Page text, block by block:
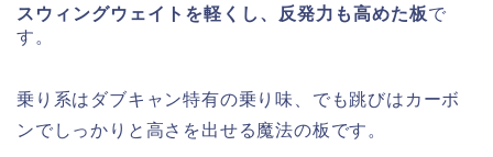
スウィングウェイトを軽くし、反発力も高めた板で
す。
乗り系はダブキャン特有の乗り味、でも跳びはカーボ
ンでしっかりと高さを出せる魔法の板です。